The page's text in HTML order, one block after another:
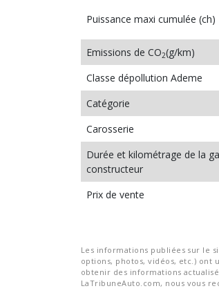
Puissance maxi cumulée (ch)
Emissions de CO2(g/km)
Classe dépollution Ademe
Catégorie
Carosserie
Durée et kilométrage de la
constructeur
Prix de vente
Les informations publiées sur le
options, photos, vidéos, etc.)
obtenir des informations
LaTribuneAuto.com, nous vous